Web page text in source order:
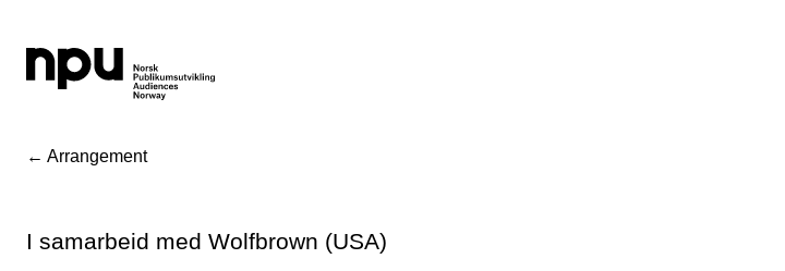
← Arrangement
I samarbeid med Wolfbrown (USA)